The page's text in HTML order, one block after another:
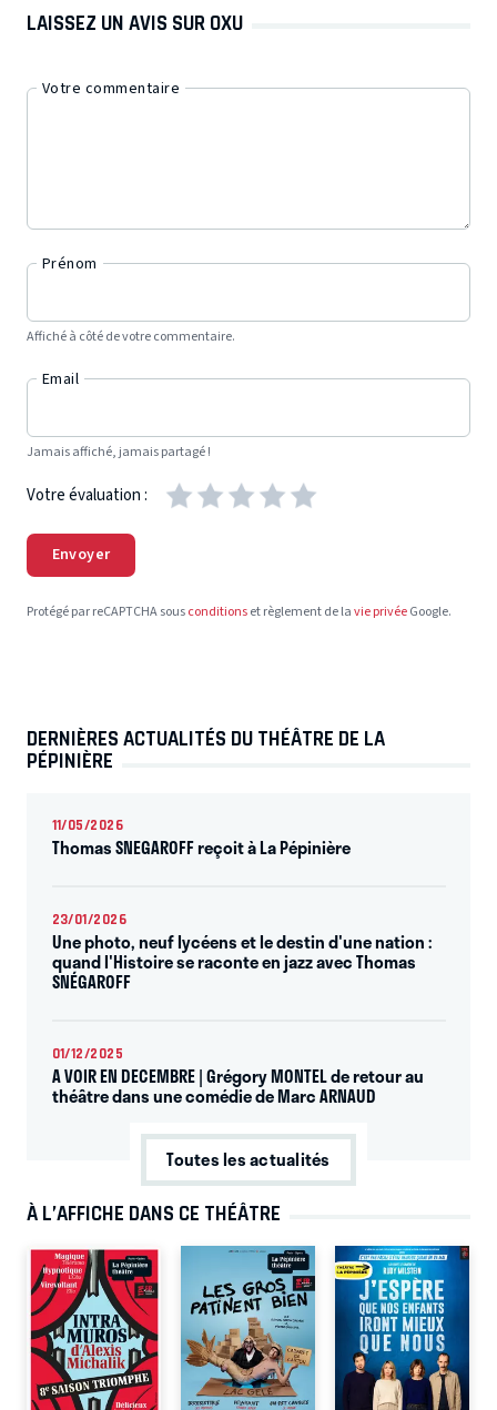
LAISSEZ UN AVIS SUR OXU
Votre commentaire
Prénom
Affiché à côté de votre commentaire.
Email
Jamais affiché, jamais partagé !
Votre évaluation :
Envoyer
Protégé par reCAPTCHA sousconditionset règlement de lavie privéeGoogle.
DERNIÈRES ACTUALITÉS DU THÉÂTRE DE LA
PÉPINIÈRE
11/05/2026
Thomas SNEGAROFF reçoit à La Pépinière
23/01/2026
Une photo, neuf lycéens et le destin d'une nation :
quand l'Histoire se raconte en jazz avec Thomas
SNÉGAROFF
01/12/2025
A VOIR EN DECEMBRE | Grégory MONTEL de retour au
théâtre dans une comédie de Marc ARNAUD
Toutes les actualités
À L’AFFICHE DANS CE THÉÂTRE